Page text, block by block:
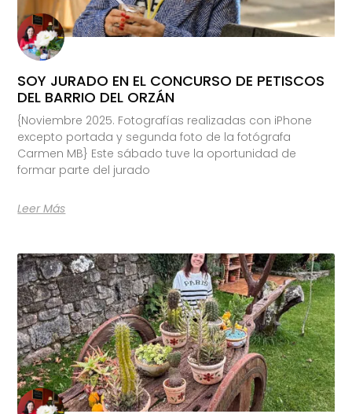
SOY JURADO EN EL CONCURSO DE PETISCOS
DEL BARRIO DEL ORZÁN
{Noviembre 2025. Fotografías realizadas con iPhone
excepto portada y segunda foto de la fotógrafa
Carmen MB} Este sábado tuve la oportunidad de
formar parte del jurado
Leer Más